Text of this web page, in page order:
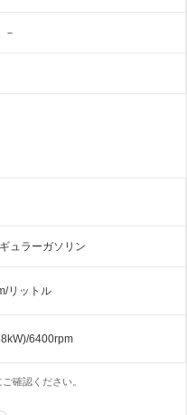
－
ュラーガソリン
リットル
6400rpm
確認ください。